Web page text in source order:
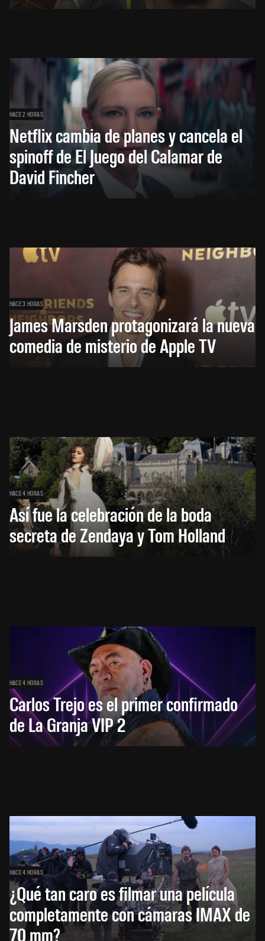
HACE 2 HORAS
Netflix cambia de planes y cancela el
spinoff de El Juego del Calamar de
David Fincher
HACE 3 HORAS
James Marsden protagonizará la nueva
comedia de misterio de Apple TV
HACE 4 HORAS
Así fue la celebración de la boda
secreta de Zendaya y Tom Holland
HACE 4 HORAS
Carlos Trejo es el primer confirmado
de La Granja VIP 2
HACE 4 HORAS
¿Qué tan caro es filmar una película
completamente con cámaras IMAX de
70 mm?